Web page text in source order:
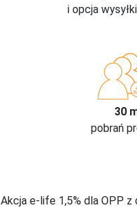
i opcja
30
pobrań
Akcja e-life 1,5% dla OPP